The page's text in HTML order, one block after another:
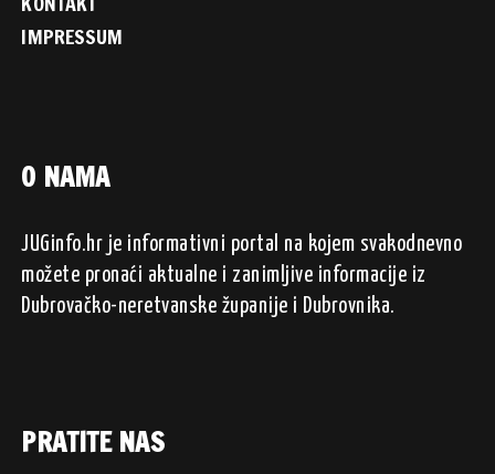
IMPRESSUM
O NAMA
JUGinfo.hr je informativni portal na kojem svakodnevno
možete pronaći aktualne i zanimljive informacije iz
Dubrovačko-neretvanske županije i Dubrovnika.
PRATITE NAS